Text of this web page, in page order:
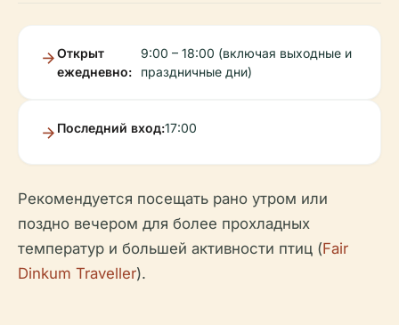
Открыт
ежедневно:
9:00 – 18:00 (включая выходные и
праздничные дни)
Последний вход:17:00
Рекомендуется посещать рано утром или
поздно вечером для более прохладных
температур и большей активности птиц (Fair
Dinkum Traveller).